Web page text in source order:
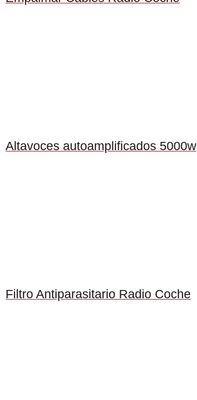
Altavoces autoamplificados 5000w
Filtro Antiparasitario Radio Coche